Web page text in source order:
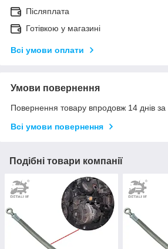
Післяплата
Готівкою у магазині
Всі умови оплати
Умови повернення
Повернення товару впродовж 14 днів за
Всі умови повернення
Подібні товари компанії